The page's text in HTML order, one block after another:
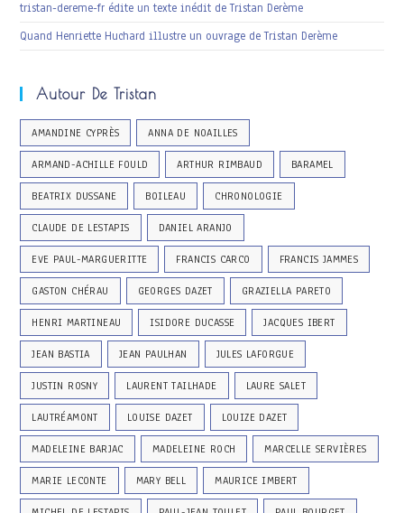
tristan-dereme-fr édite un texte inédit de Tristan Derème
Quand Henriette Huchard illustre un ouvrage de Tristan Derème
Autour De Tristan
AMANDINE CYPRÈS ANNA DE NOAILLES
ARMAND-ACHILLE FOULD ARTHUR RIMBAUD BARAMEL
BEATRIX DUSSANE BOILEAU CHRONOLOGIE
CLAUDE DE LESTAPIS DANIEL ARANJO
EVE PAUL-MARGUERITTE FRANCIS CARCO FRANCIS JAMMES
GASTON CHÉRAU GEORGES DAZET GRAZIELLA PARETO
HENRI MARTINEAU ISIDORE DUCASSE JACQUES IBERT
JEAN BASTIA JEAN PAULHAN JULES LAFORGUE
JUSTIN ROSNY LAURENT TAILHADE LAURE SALET
LAUTRÉAMONT LOUISE DAZET LOUIZE DAZET
MADELEINE BARJAC MADELEINE ROCH MARCELLE SERVIÈRES
MARIE LECONTE MARY BELL MAURICE IMBERT